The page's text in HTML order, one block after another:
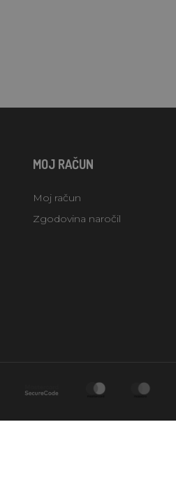
MOJ RAČUN
Moj račun
Zgodovina naročil